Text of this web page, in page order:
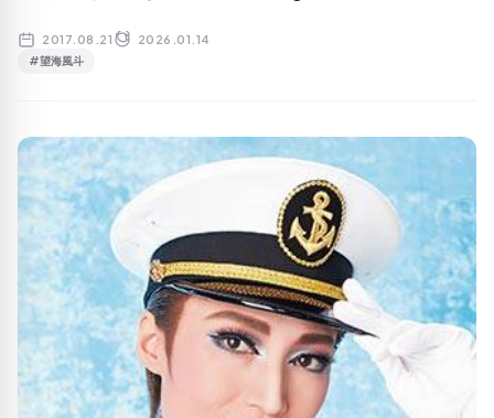
2017.08.21 2026.01.14
#望海風斗